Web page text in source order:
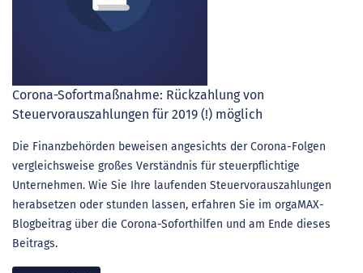
Corona-Sofortmaßnahme: Rückzahlung von
Steuervorauszahlungen für 2019 (!) möglich
Die Finanzbehörden beweisen angesichts der Corona-Folgen
vergleichsweise großes Verständnis für steuerpflichtige
Unternehmen. Wie Sie Ihre laufenden Steuervorauszahlungen
herabsetzen oder stunden lassen, erfahren Sie im orgaMAX-
Blogbeitrag über die Corona-Soforthilfen und am Ende dieses
Beitrags.